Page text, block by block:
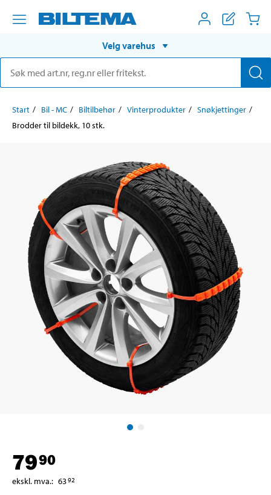
Velg varehus
Start Bil - MC Biltilbehør Vinterprodukter
Snøkjettinger
Brodder til bildekk, 10 stk.
7990
ekskl. mva.: 6392